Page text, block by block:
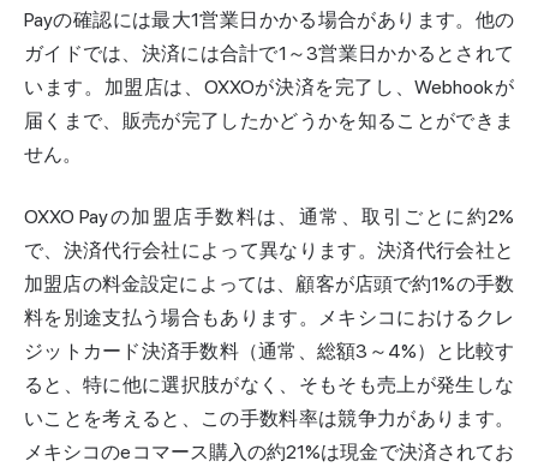
Payの確認には最大1営業日かかる場合があります。他の
ガイドでは、決済には合計で1～3営業日かかるとされて
います。加盟店は、OXXOが決済を完了し、Webhookが
届くまで、販売が完了したかどうかを知ることができま
せん。
OXXO Payの加盟店手数料は、通常、取引ごとに約2%
で、決済代行会社によって異なります。決済代行会社と
加盟店の料金設定によっては、顧客が店頭で約1%の手数
料を別途支払う場合もあります。メキシコにおけるクレ
ジットカード決済手数料（通常、総額3～4%）と比較す
ると、特に他に選択肢がなく、そもそも売上が発生しな
いことを考えると、この手数料率は競争力があります。
メキシコのeコマース購入の約21%は現金で決済されてお